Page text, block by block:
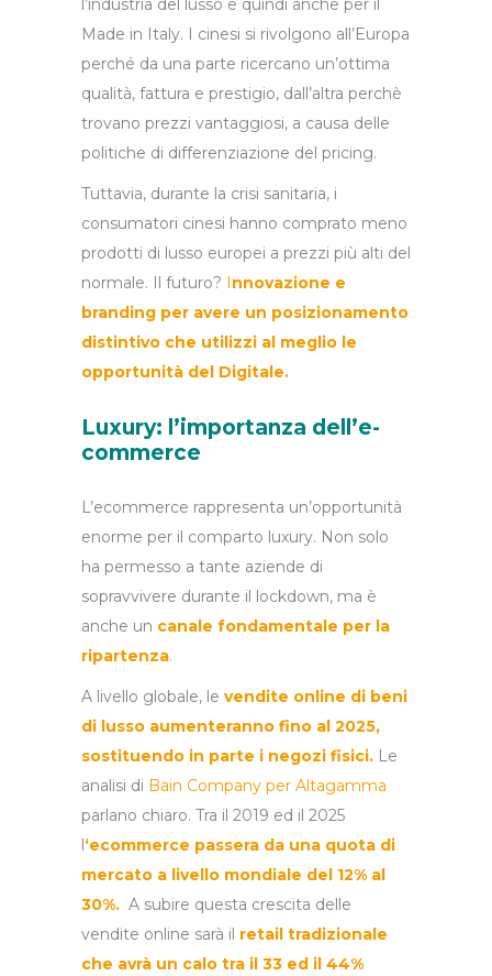
l’industria del lusso e quindi anche per il
Made in Italy. I cinesi si rivolgono all’Europa
perché da una parte ricercano un’ottima
qualità, fattura e prestigio, dall’altra perchè
trovano prezzi vantaggiosi, a causa delle
politiche di differenziazione del pricing.
Tuttavia, durante la crisi sanitaria, i
consumatori cinesi hanno comprato meno
prodotti di lusso europei a prezzi più alti del
normale. Il futuro?
nnovazione e
branding per avere un posizionamento
distintivo che utilizzi al meglio le
opportunità del Digitale.
Luxury: l’importanza dell’e-
commerce
L’ecommerce rappresenta un’opportunità
enorme per il comparto luxury. Non solo
ha permesso a tante aziende di
sopravvivere durante il lockdown, ma è
anche un canale fondamentale per la
ripartenza.
A livello globale, le vendite online di beni
di lusso aumenteranno fino al 2025,
sostituendo in parte i negozi fisici. Le
analisi di Bain Company per Altagamma
parlano chiaro. Tra il 2019 ed il 2025
‘ecommerce passera da una quota di
mercato a livello mondiale del 12% al
30%. A subire questa crescita delle
vendite online sarà il retail tradizionale
che avrà un calo tra il 33 ed il 44%